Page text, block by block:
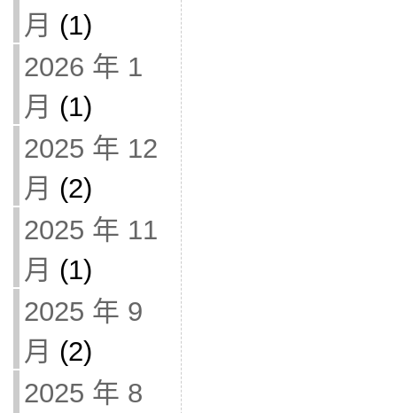
月 (1)
2026 年 1
月 (1)
2025 年 12
月 (2)
2025 年 11
月 (1)
2025 年 9
月 (2)
2025 年 8